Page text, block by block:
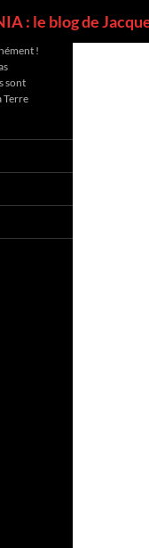
: le blog de
!
sont
Terre